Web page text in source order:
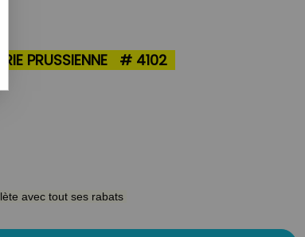
PRUSSIENNE # 4102
avec tout ses rabats